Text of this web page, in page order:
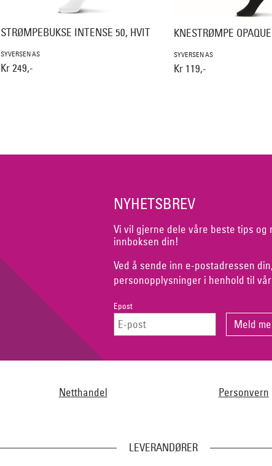
STRØMPEBUKSE INTENSE 50, HVIT
SYVERSEN AS
Kr 249,-
KNESTRØMPE
SYVERSEN AS
Kr 119,-
NYHETSBREV
Vi vil gjerne dele våre beste tips
innboksen din!
Ved å sende inn e-postadressen
personopplysninger i henhold til vår
Epost
Netthandel Personvern
LEVERANDØRER